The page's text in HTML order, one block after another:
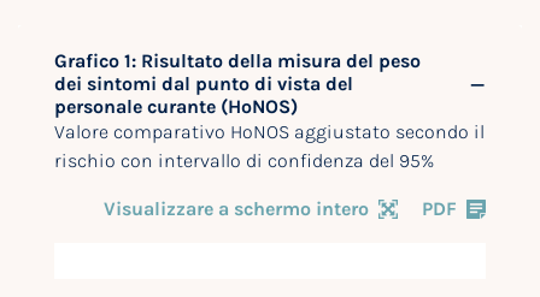
Grafico 1: Risultato della misura del peso
dei sintomi dal punto di vista del
personale curante (HoNOS)
Valore comparativo HoNOS aggiustato secondo il
rischio con intervallo di confidenza del 95%
Visualizzare a schermo intero PDF